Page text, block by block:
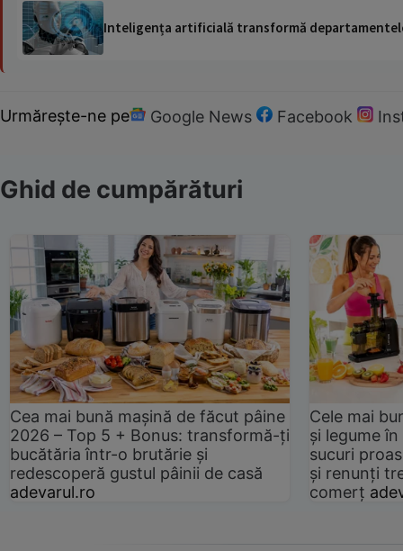
Inteligența artificială transformă
Urmărește-ne pe Google News Facebook
Ghid de cumpărături
Cea mai bună mașină de făcut pâine
2026 – Top 5 + Bonus: transformă-ți
bucătăria într-o brutărie și
redescoperă gustul pâinii de casă
adevarul.ro
Cele mai
și legume
sucuri
și renunți
comerț